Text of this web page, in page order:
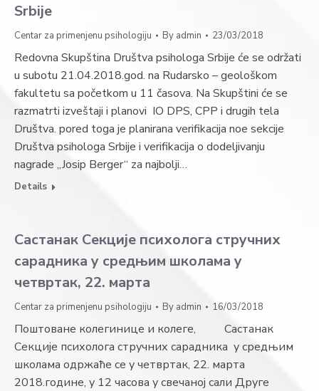
Srbije
Centar za primenjenu psihologiju By admin 23/03/2018
Redovna Skupština Društva psihologa Srbije će se održati
u subotu 21.04.2018.god. na Rudarsko – geološkom
fakultetu sa početkom u 11 časova. Na Skupštini će se
razmatrti izveštaji i planovi IO DPS, CPP i drugih tela
Društva. pored toga je planirana verifikacija noe sekcije
Društva psihologa Srbije i verifikacija o dodeljivanju
nagrade „Josip Berger“ za najbolji…
Details
Састанак Секције психолога стручних
сарадника у средњим школама у
четвртак, 22. марта
Centar za primenjenu psihologiju By admin 16/03/2018
Поштоване колегинице и колеге, Састанак
Секције психолога стручних сарадника у средњим
школама одржаће се у четвртак, 22. марта
2018.године, у 12 часова у свечаној сали Друге